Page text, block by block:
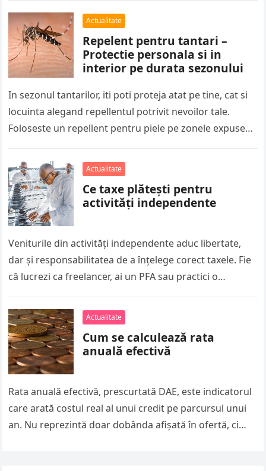
Actualitate
Repelent pentru tantari –
Protectie personala si in
interior pe durata sezonului
In sezonul tantarilor, iti poti proteja atat pe tine, cat si
locuinta alegand repellentul potrivit nevoilor tale.
Foloseste un repellent pentru piele pe zonele expuse
Actualitate
Ce taxe plătești pentru
activități independente
Veniturile din activități independente aduc libertate,
dar și responsabilitatea de a înțelege corect taxele. Fie
că lucrezi ca freelancer, ai un PFA sau practici o
Actualitate
Cum se calculează rata
anuală efectivă
Rata anuală efectivă, prescurtată DAE, este indicatorul
care arată costul real al unui credit pe parcursul unui
an. Nu reprezintă doar dobânda afișată în ofertă, ci